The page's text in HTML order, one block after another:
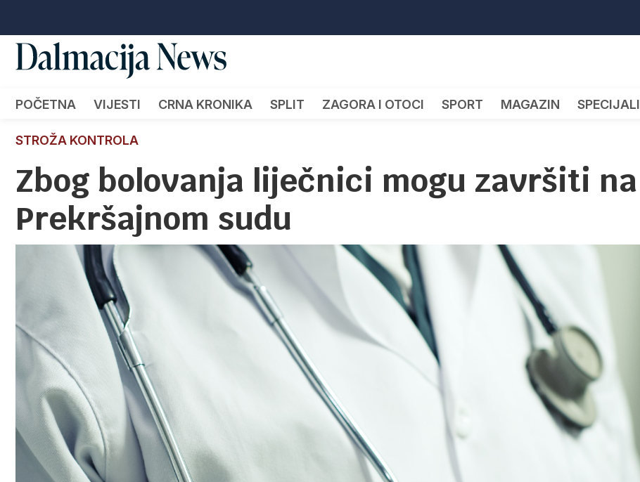
POČETNA VIJESTI CRNA KRONIKA SPLIT ZAGORA I OTOCI SPORT MAGAZIN SPECIJALI
STROŽA KONTROLA
Zbog bolovanja liječnici mogu završiti na
Prekršajnom sudu